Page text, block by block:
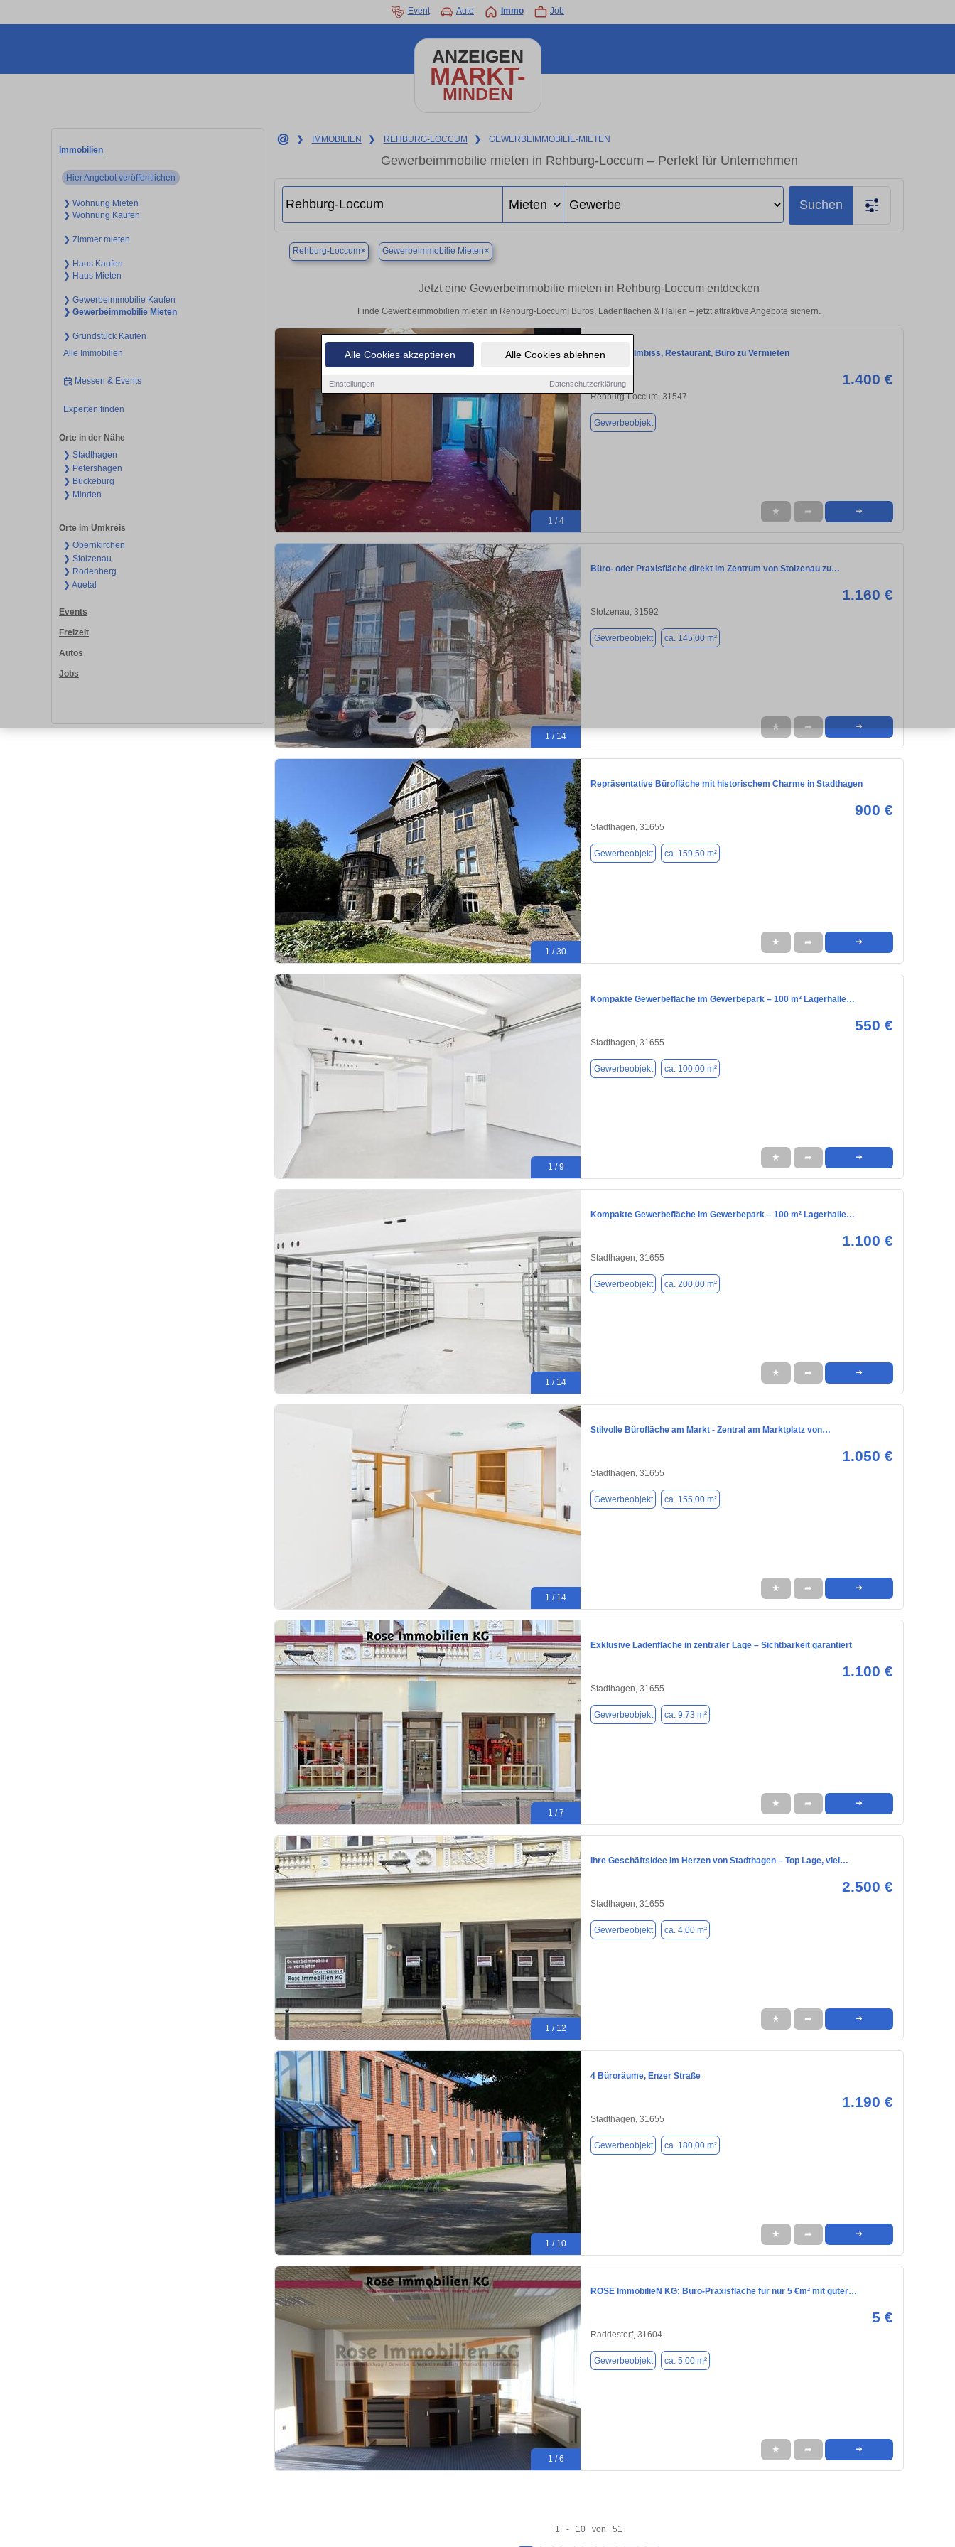
Alle Cookies akzeptieren Alle Cookies ablehnen
Einstellungen Datenschutzerklärung
Event Auto Immo Job
ANZEIGEN
MARKT-
MINDEN
Immobilien
Hier Angebot veröffentlichen
❯ Wohnung Mieten
❯ Wohnung Kaufen
❯ Zimmer mieten
❯ Haus Kaufen
❯ Haus Mieten
❯ Gewerbeimmobilie Kaufen
❯ Gewerbeimmobilie Mieten
❯ Grundstück Kaufen
Alle Immobilien
Messen & Events
Experten finden
Orte in der Nähe
❯ Stadthagen
❯ Petershagen
❯ Bückeburg
❯ Minden
Orte im Umkreis
❯ Obernkirchen
❯ Stolzenau
❯ Rodenberg
❯ Auetal
Events
Freizeit
Autos
Jobs
❯ IMMOBILIEN ❯ REHBURG-LOCCUM ❯ GEWERBEIMMOBILIE-MIETEN
Gewerbeimmobilie mieten in Rehburg-Loccum – Perfekt für Unternehmen
Suchen
Rehburg-Loccum× Gewerbeimmobilie Mieten×
Jetzt eine Gewerbeimmobilie mieten in Rehburg-Loccum entdecken
Finde Gewerbeimmobilien mieten in Rehburg-Loccum! Büros, Ladenflächen & Hallen – jetzt attraktive Angebote sichern.
1 / 4
Spielhalle, Imbiss, Restaurant, Büro zu Vermieten
1.400 €
Rehburg-Loccum, 31547
Gewerbeobjekt
★ ➦ ➜
1 / 14
Büro- oder Praxisfläche direkt im Zentrum von Stolzenau zu…
1.160 €
Stolzenau, 31592
Gewerbeobjekt ca. 145,00 m²
★ ➦ ➜
1 / 30
Repräsentative Bürofläche mit historischem Charme in Stadthagen
900 €
Stadthagen, 31655
Gewerbeobjekt ca. 159,50 m²
★ ➦ ➜
1 / 9
Kompakte Gewerbefläche im Gewerbepark – 100 m² Lagerhalle…
550 €
Stadthagen, 31655
Gewerbeobjekt ca. 100,00 m²
★ ➦ ➜
1 / 14
Kompakte Gewerbefläche im Gewerbepark – 100 m² Lagerhalle…
1.100 €
Stadthagen, 31655
Gewerbeobjekt ca. 200,00 m²
★ ➦ ➜
1 / 14
Stilvolle Bürofläche am Markt - Zentral am Marktplatz von…
1.050 €
Stadthagen, 31655
Gewerbeobjekt ca. 155,00 m²
★ ➦ ➜
1 / 7
Exklusive Ladenfläche in zentraler Lage – Sichtbarkeit garantiert
1.100 €
Stadthagen, 31655
Gewerbeobjekt ca. 9,73 m²
★ ➦ ➜
1 / 12
Ihre Geschäftsidee im Herzen von Stadthagen – Top Lage, viel…
2.500 €
Stadthagen, 31655
Gewerbeobjekt ca. 4,00 m²
★ ➦ ➜
1 / 10
4 Büroräume, Enzer Straße
1.190 €
Stadthagen, 31655
Gewerbeobjekt ca. 180,00 m²
★ ➦ ➜
1 / 6
ROSE ImmobilieN KG: Büro-Praxisfläche für nur 5 €m² mit guter…
5 €
Raddestorf, 31604
Gewerbeobjekt ca. 5,00 m²
★ ➦ ➜
1 - 10 von 51